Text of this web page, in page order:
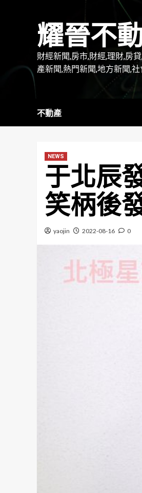
耀晉不
財經新聞,房市,財經,理財,房
產新聞,熱門新聞,地方新聞,社
不動產
NEWS
于北辰
笑柄後
yaojin 2022-08-16 0